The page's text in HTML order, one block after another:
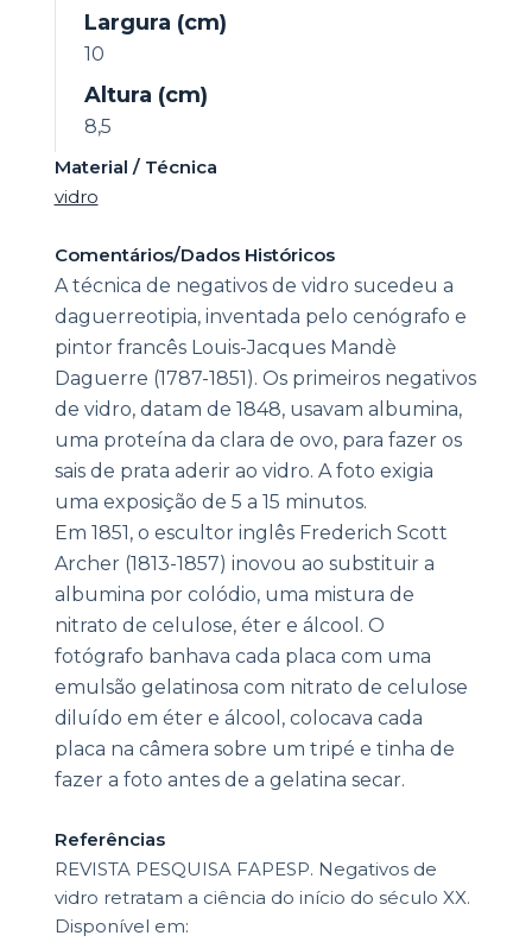
Largura (cm)
10
Altura (cm)
8,5
Material / Técnica
vidro
Comentários/Dados Históricos
A técnica de negativos de vidro sucedeu a
daguerreotipia, inventada pelo cenógrafo e
pintor francês Louis-Jacques Mandè
Daguerre (1787-1851). Os primeiros negativos
de vidro, datam de 1848, usavam albumina,
uma proteína da clara de ovo, para fazer os
sais de prata aderir ao vidro. A foto exigia
uma exposição de 5 a 15 minutos.
Em 1851, o escultor inglês Frederich Scott
Archer (1813-1857) inovou ao substituir a
albumina por colódio, uma mistura de
nitrato de celulose, éter e álcool. O
fotógrafo banhava cada placa com uma
emulsão gelatinosa com nitrato de celulose
diluído em éter e álcool, colocava cada
placa na câmera sobre um tripé e tinha de
fazer a foto antes de a gelatina secar.
Referências
REVISTA PESQUISA FAPESP. Negativos de
vidro retratam a ciência do início do século XX.
Disponível em: